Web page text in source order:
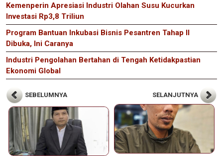
Kemenperin Apresiasi Industri Olahan Susu Kucurkan
Investasi Rp3,8 Triliun
Program Bantuan Inkubasi Bisnis Pesantren Tahap II
Dibuka, Ini Caranya
Industri Pengolahan Bertahan di Tengah Ketidakpastian
Ekonomi Global
SEBELUMNYA SELANJUTNYA